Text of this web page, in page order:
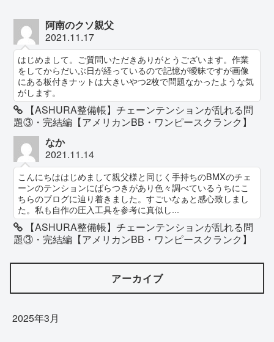
阿南のクソ親父
2021.11.17
はじめまして。ご質問いただきありがとうございます。作業
をしてからだいぶ日が経っているので記憶が曖昧ですが画像
にある板付きナットは大きいやつ2枚で問題なかったような気
がします。
【ASHURA整備帳】チェーンテンションが乱れる問
題③・完結編【アメリカンBB・ワンピースクランク】
なか
2021.11.14
こんにちははじめまして親父様と同じく手持ちのBMXのチェ
ーンのテンションにばらつきがあり色々調べているうちにこ
ちらのブログに辿り着きました。すごいなぁと感心致しまし
た。私も自作の圧入工具を参考に真似し...
【ASHURA整備帳】チェーンテンションが乱れる問
題③・完結編【アメリカンBB・ワンピースクランク】
アーカイブ
2025年3月